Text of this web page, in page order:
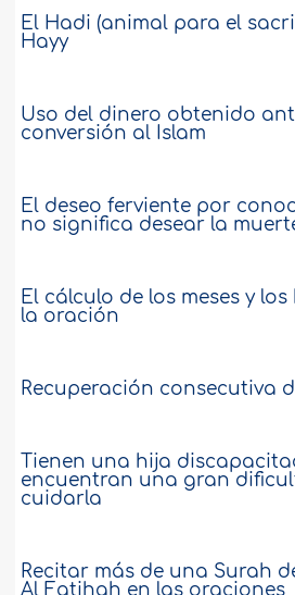
El Hadi (animal para el
Hayy
Uso del dinero obtenido
conversión al Islam
El deseo ferviente por
no significa desear la
El cálculo de los meses y
la oración
Recuperación consecutiva
Tienen una hija
encuentran una gran
cuidarla
Recitar más de una Surah
Al Fatihah en las oraciones